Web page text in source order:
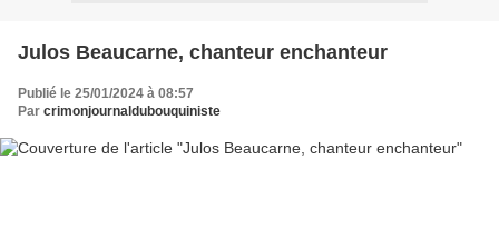
Julos Beaucarne, chanteur enchanteur
Publié le 25/01/2024 à 08:57
Par crimonjournaldubouquiniste